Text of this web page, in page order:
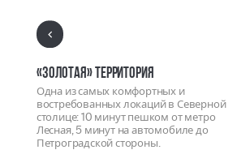
«Золотая» территория
Одна из самых комфортных и
востребованных локаций в Северной
столице: 10 минут пешком от метро
Лесная, 5 минут на автомобиле до
Петроградской стороны.